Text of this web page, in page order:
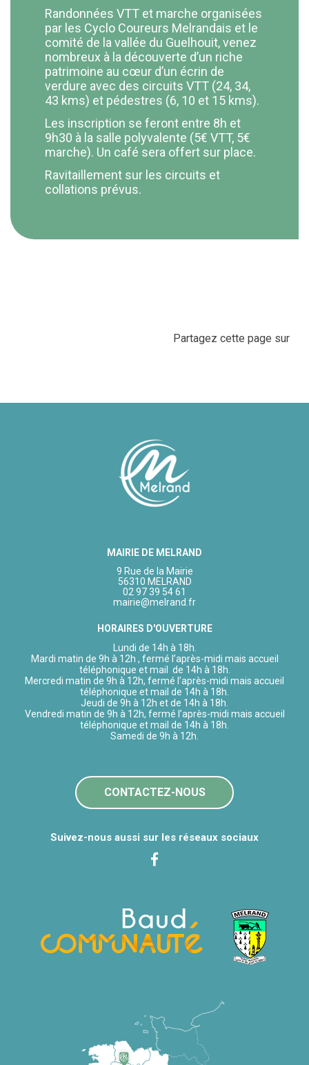
Randonnées VTT et marche organisées
par les Cyclo Coureurs Melrandais et le
comité de la vallée du Guelhouit, venez
nombreux à la découverte d’un riche
patrimoine au cœur d’un écrin de
verdure avec des circuits VTT (24, 34,
43 kms) et pédestres (6, 10 et 15 kms).
Les inscription se feront entre 8h et
9h30 à la salle polyvalente (5€ VTT, 5€
marche). Un café sera offert sur place.
Ravitaillement sur les circuits et
collations prévus.
Partagez cette page sur
MAIRIE DE MELRAND
9 Rue de la Mairie
56310 MELRAND
02 97 39 54 61
mairie@melrand.fr
HORAIRES D'OUVERTURE
Lundi de 14h à 18h.
Mardi matin de 9h à 12h , fermé l’après-midi mais accueil
téléphonique et mail de 14h à 18h.
Mercredi matin de 9h à 12h, fermé l’après-midi mais accueil
téléphonique et mail de 14h à 18h.
Jeudi de 9h à 12h et de 14h à 18h.
Vendredi matin de 9h à 12h, fermé l’après-midi mais accueil
téléphonique et mail de 14h à 18h.
Samedi de 9h à 12h.
CONTACTEZ-NOUS
Suivez-nous aussi sur les réseaux sociaux